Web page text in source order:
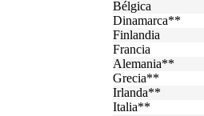
Bélgica
Dinamarca**
Finlandia
Francia
Alemania**
Grecia**
Irlanda**
Italia**